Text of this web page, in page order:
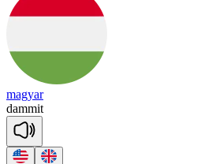
magyar
dammit